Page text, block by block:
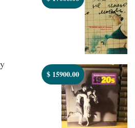
$ 15900.00